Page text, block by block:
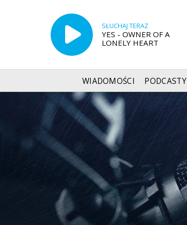
SŁUCHAJ TERAZ
YES - OWNER OF A
LONELY HEART
WIADOMOŚCI PODCASTY